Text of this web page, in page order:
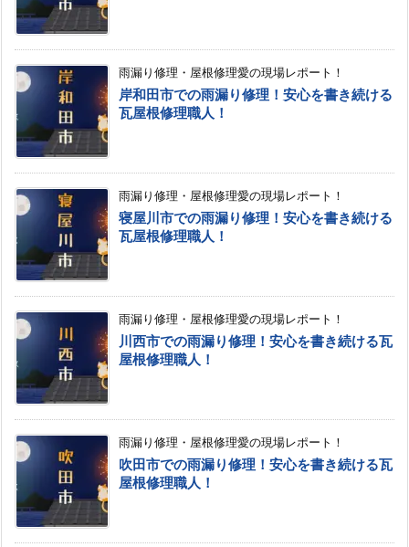
雨漏り修理・屋根修理愛の現場レポート！
岸和田市での雨漏り修理！安心を書き続ける
瓦屋根修理職人！
雨漏り修理・屋根修理愛の現場レポート！
寝屋川市での雨漏り修理！安心を書き続ける
瓦屋根修理職人！
雨漏り修理・屋根修理愛の現場レポート！
川西市での雨漏り修理！安心を書き続ける瓦
屋根修理職人！
雨漏り修理・屋根修理愛の現場レポート！
吹田市での雨漏り修理！安心を書き続ける瓦
屋根修理職人！